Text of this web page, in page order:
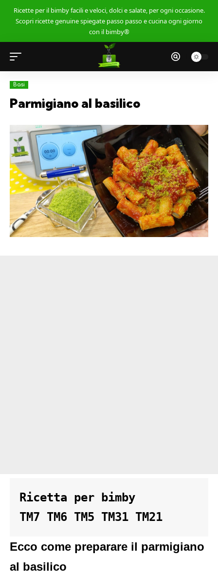
Ricette per il bimby facili e veloci, dolci e salate, per ogni occasione.
Scopri ricette genuine spiegate passo passo e cucina ogni giorno
con il bimby®
Basi
Parmigiano al basilico
Ricetta per bimby
TM7 TM6 TM5 TM31 TM21
Ecco come preparare il parmigiano
al basilico